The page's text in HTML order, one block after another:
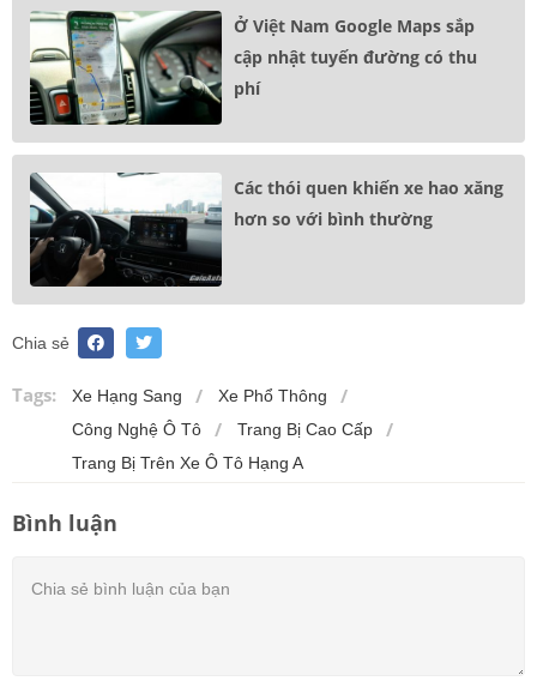
Ở Việt Nam Google Maps sắp
cập nhật tuyến đường có thu
phí
Các thói quen khiến xe hao xăng
hơn so với bình thường
Chia sẻ
Tags: Xe Hạng Sang
Xe Phổ Thông
Công Nghệ Ô Tô
Trang Bị Cao Cấp
Trang Bị Trên Xe Ô Tô Hạng A
Bình luận